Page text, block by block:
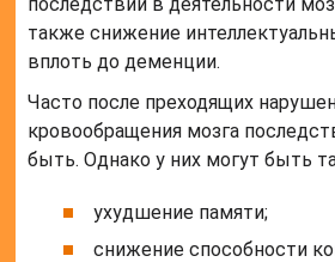
также снижение
вплоть до деменции.
Часто после преходящих
кровообращения мозга
быть. Однако у них могут быть
ухудшение памяти;
снижение способности